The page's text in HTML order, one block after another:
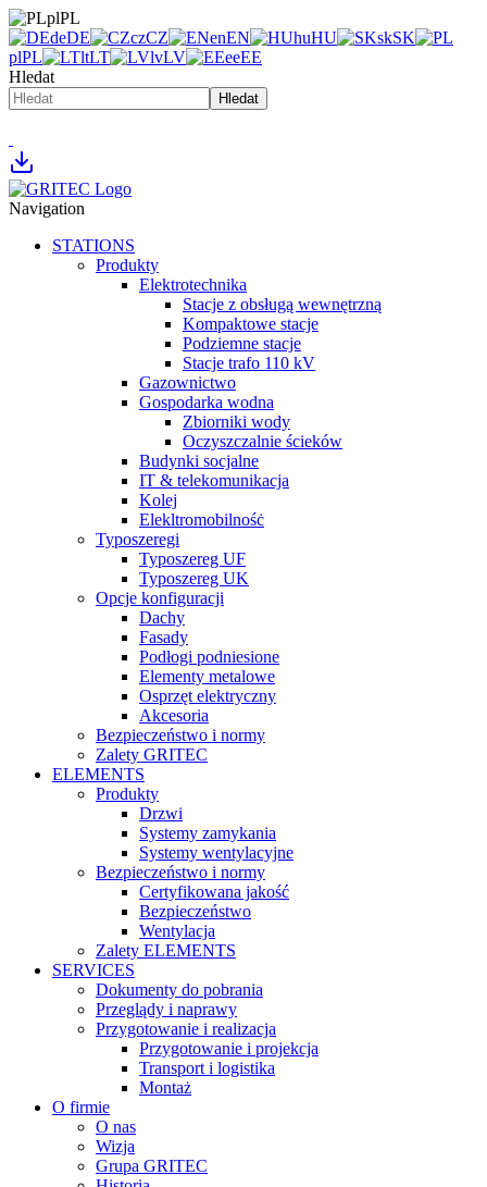
plPL
deDE czCZ enEN huHU skSK
plPL ltLT lvLV eeEE
Hledat
Hledat
Navigation
STATIONS
Produkty
Elektrotechnika
Stacje z obsługą wewnętrzną
Kompaktowe stacje
Podziemne stacje
Stacje trafo 110 kV
Gazownictwo
Gospodarka wodna
Zbiorniki wody
Oczyszczalnie ścieków
Budynki socjalne
IT & telekomunikacja
Kolej
Elekltromobilnośċ
Typoszeregi
Typoszereg UF
Typoszereg UK
Opcje konfiguracji
Dachy
Fasady
Podłogi podniesione
Elementy metalowe
Osprzęt elektryczny
Akcesoria
Bezpieczeństwo i normy
Zalety GRITEC
ELEMENTS
Produkty
Drzwi
Systemy zamykania
Systemy wentylacyjne
Bezpieczeństwo i normy
Certyfikowana jakość
Bezpieczeństwo
Wentylacja
Zalety ELEMENTS
SERVICES
Dokumenty do pobrania
Przeglądy i naprawy
Przygotowanie i realizacja
Przygotowanie i projekcja
Transport i logistika
Montaż
O firmie
O nas
Wizja
Grupa GRITEC